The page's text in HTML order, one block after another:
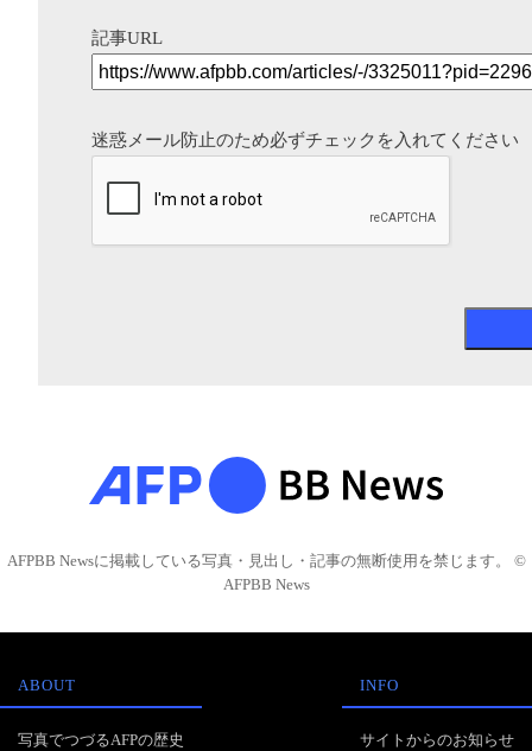
記事URL
迷惑メール防止のため必ずチェックを入れてください
AFPBB Newsに掲載している写真・見出し・記事の無断使用を禁じます。 ©
AFPBB News
ABOUT
写真でつづるAFPの歴史
INFO
サイトからのお知らせ